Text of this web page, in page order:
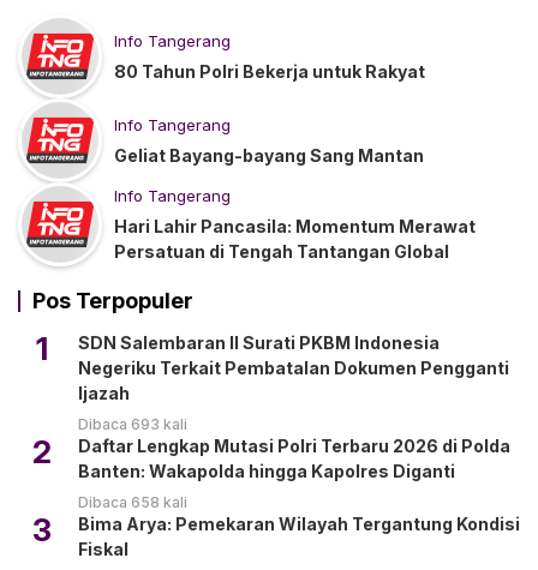
Info Tangerang
80 Tahun Polri Bekerja untuk Rakyat
Info Tangerang
Geliat Bayang-bayang Sang Mantan
Info Tangerang
Hari Lahir Pancasila: Momentum Merawat
Persatuan di Tengah Tantangan Global
Pos Terpopuler
1
SDN Salembaran II Surati PKBM Indonesia
Negeriku Terkait Pembatalan Dokumen Pengganti
Ijazah
Dibaca 693 kali
2
Daftar Lengkap Mutasi Polri Terbaru 2026 di Polda
Banten: Wakapolda hingga Kapolres Diganti
Dibaca 658 kali
3
Bima Arya: Pemekaran Wilayah Tergantung Kondisi
Fiskal